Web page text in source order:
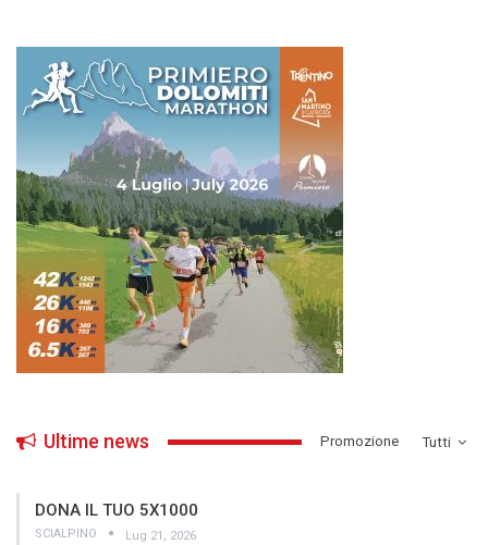
Tutti
Ultime news ­Promozione
DONA IL TUO 5X1000
SCIALPINO Lug 21, 2026